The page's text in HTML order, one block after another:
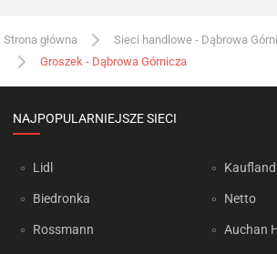
Strona główna Sieci handlowe - Dąbrowa
Groszek - Dąbrowa Górnicza
NAJPOPULARNIEJSZE SIECI
Lidl
Biedronka
Rossmann
Kaufland
Netto
Auchan